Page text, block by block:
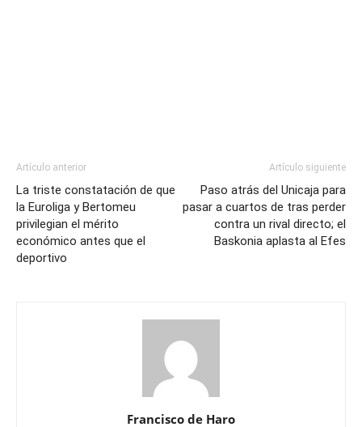
Artículo anterior
La triste constatación de que
la Euroliga y Bertomeu
privilegian el mérito
económico antes que el
deportivo
Artículo siguiente
Paso atrás del Unicaja para
pasar a cuartos de tras perder
contra un rival directo; el
Baskonia aplasta al Efes
Francisco de Haro